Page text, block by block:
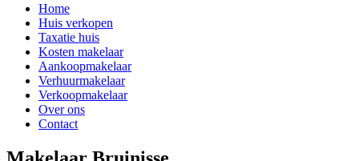
Home
Huis verkopen
Taxatie huis
Kosten makelaar
Aankoopmakelaar
Verhuurmakelaar
Verkoopmakelaar
Over ons
Contact